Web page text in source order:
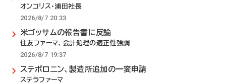
オンコリス・浦田社長
2026/8/7 20:33
米ゴッサムの報告書に反論
住友ファーマ、会計処理の適正性強調
2026/8/7 19:37
ステボロニン、製造所追加の一変申請
ステラファーマ